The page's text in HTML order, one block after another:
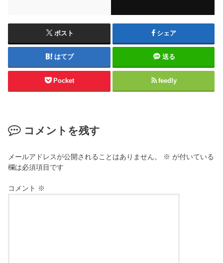
ポスト シェア
はてブ 送る
Pocket feedly
コメントを残す
メールアドレスが公開されることはありません。 ※ が付いている
欄は必須項目です
コメント ※